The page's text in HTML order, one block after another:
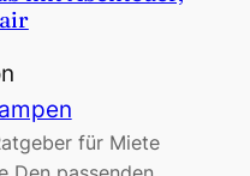
für Miete